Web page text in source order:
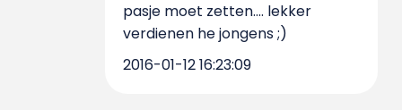
pasje moet zetten.... lekker
verdienen he jongens ;)
2016-01-12 16:23:09